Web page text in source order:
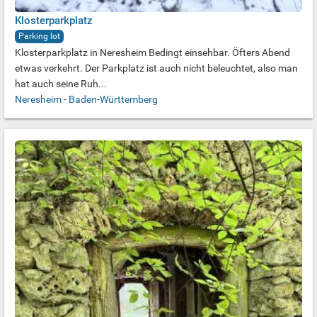
Klosterparkplatz
Parking lot
Klosterparkplatz in Neresheim Bedingt einsehbar. Öfters Abend
etwas verkehrt. Der Parkplatz ist auch nicht beleuchtet, also man
hat auch seine Ruh...
Neresheim- Baden-Württemberg